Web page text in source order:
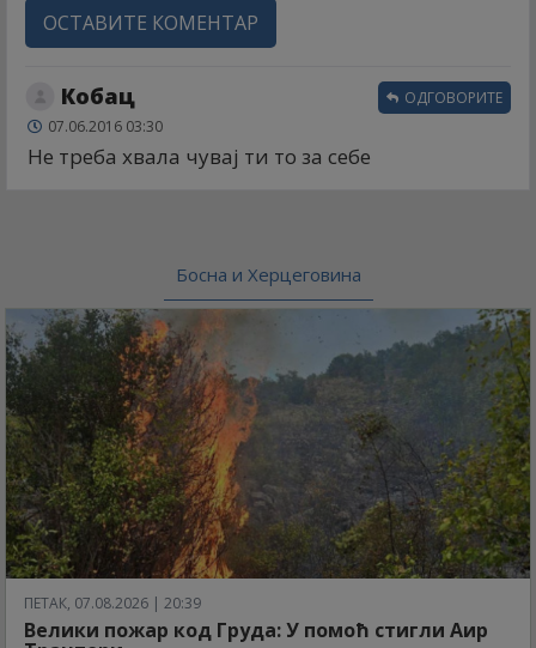
ОСТАВИТЕ КОМЕНТАР
Кобац
07.06.2016 03:30
Не треба хвала чувај ти то за себе
ОДГОВОРИТЕ
Босна и Херцеговина
ПЕТАК, 07.08.2026 | 20:39
Велики пожар код Груда: У помоћ стигли Аир